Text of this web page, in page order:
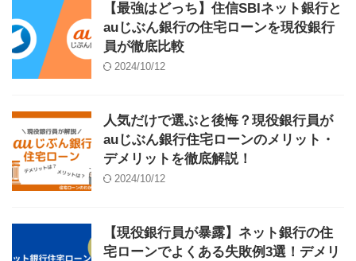
【最強はどっち】住信SBIネット銀行と
auじぶん銀行の住宅ローンを現役銀行
員が徹底比較
2024/10/12
人気だけで選ぶと後悔？現役銀行員が
auじぶん銀行住宅ローンのメリット・
デメリットを徹底解説！
2024/10/12
【現役銀行員が暴露】ネット銀行の住
宅ローンでよくある失敗例3選！デメリ